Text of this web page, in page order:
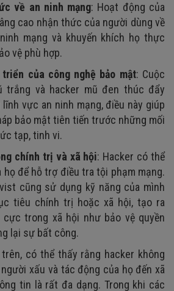
về an ninh mạng: Hoạt động của
cao nhận thức của người dùng về
mạng và khuyến khích họ thực
vệ phù hợp.
của công nghệ bảo mật: Cuộc
trắng và hacker mũ đen thúc đẩy
vực an ninh mạng, điều này giúp
bảo mật tiên tiến trước những mối
tạp, tinh vi.
chính trị và xã hội: Hacker có thể
họ để hỗ trợ điều tra tội phạm mạng.
cũng sử dụng kỹ năng của mình
tiêu chính trị hoặc xã hội, tạo ra
trong xã hội như bảo vệ quyền
lại sự bất công.
có thể thấy rằng hacker không
xấu và tác động của họ đến xã
tin là rất đa dạng. Trong khi các